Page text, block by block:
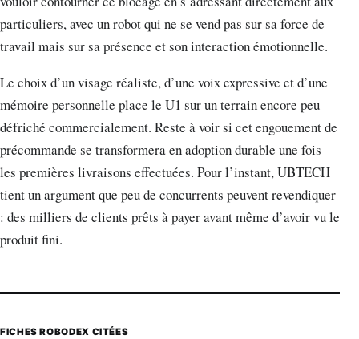
particuliers, avec un robot qui ne se vend pas sur sa force de
travail mais sur sa présence et son interaction émotionnelle.
Le choix d’un visage réaliste, d’une voix expressive et d’une
mémoire personnelle place le U1 sur un terrain encore peu
défriché commercialement. Reste à voir si cet engouement de
précommande se transformera en adoption durable une fois
les premières livraisons effectuées. Pour l’instant, UBTECH
tient un argument que peu de concurrents peuvent revendiquer
: des milliers de clients prêts à payer avant même d’avoir vu le
produit fini.
FICHES ROBODEX CITÉES